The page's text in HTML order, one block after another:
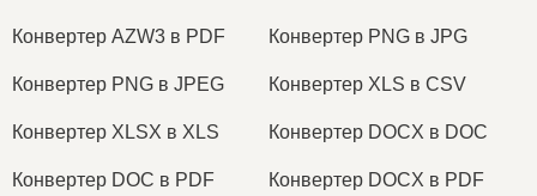
Конвертер AZW3 в PDF Конвертер PNG в JPG
Конвертер PNG в JPEG Конвертер XLS в CSV
Конвертер XLSX в XLS Конвертер DOCX в DOC
Конвертер DOC в PDF Конвертер DOCX в PDF